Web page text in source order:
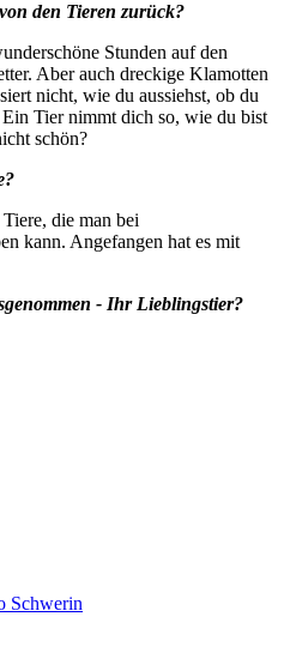
den Tieren zurück?
Stunden auf den
Aber auch dreckige Klamotten
nicht, wie du aussiehst, ob du
Tier nimmt dich so, wie du bist
schön?
die man bei
kann. Angefangen hat es mit
- Ihr Lieblingstier?
Schwerin